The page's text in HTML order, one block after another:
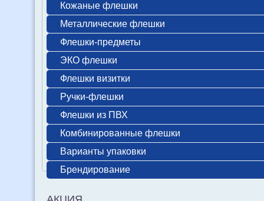
Кожаные флешки
Металлические флешки
Флешки-предметы
ЭКО флешки
Флешки визитки
Ручки-флешки
Флешки из ПВХ
Комбинированные флешки
Варианты упаковки
Брендирование